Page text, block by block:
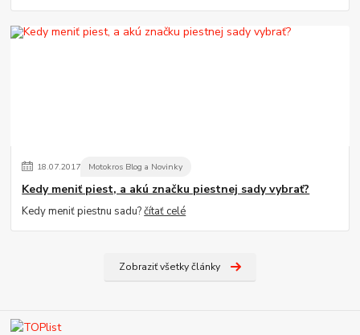
18.07.2017 Motokros Blog a Novinky
Kedy meniť piest, a akú značku piestnej sady vybrať?
Kedy meniť piestnu sadu?čítať celé
Zobraziť všetky články